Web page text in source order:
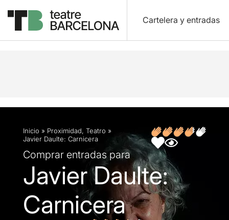
Cartelera y entradas
Descripción Ficha artística Fotos y vídeos
Inicio » Proximidad, Teatro »
Javier Daulte: Carnicera
Comprar entradas para
Javier Daulte:
Carnicera